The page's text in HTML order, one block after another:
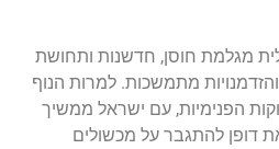
מגלמת חוסן, חדשנות ותחושת
מתמשכות. למרות הנוף
הפנימיות, עם ישראל ממשיך
דופן להתגבר על מכשולים